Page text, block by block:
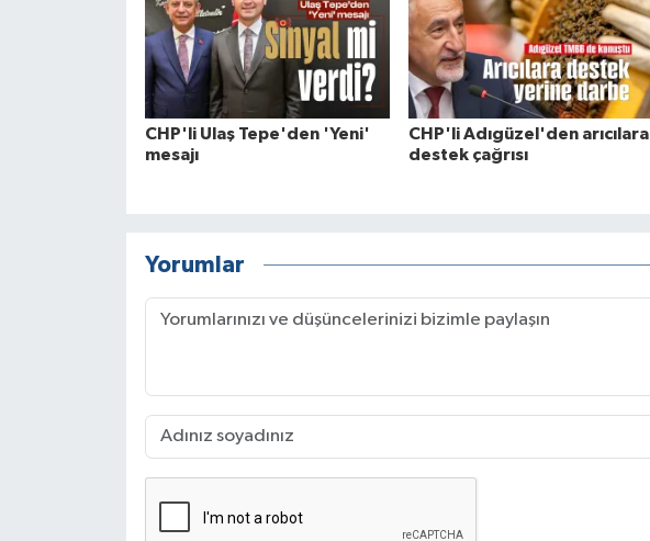
CHP'li Ulaş Tepe'den 'Yeni'
mesajı
CHP'li Adıgüzel'den arıcılara
destek çağrısı
Yorumlar